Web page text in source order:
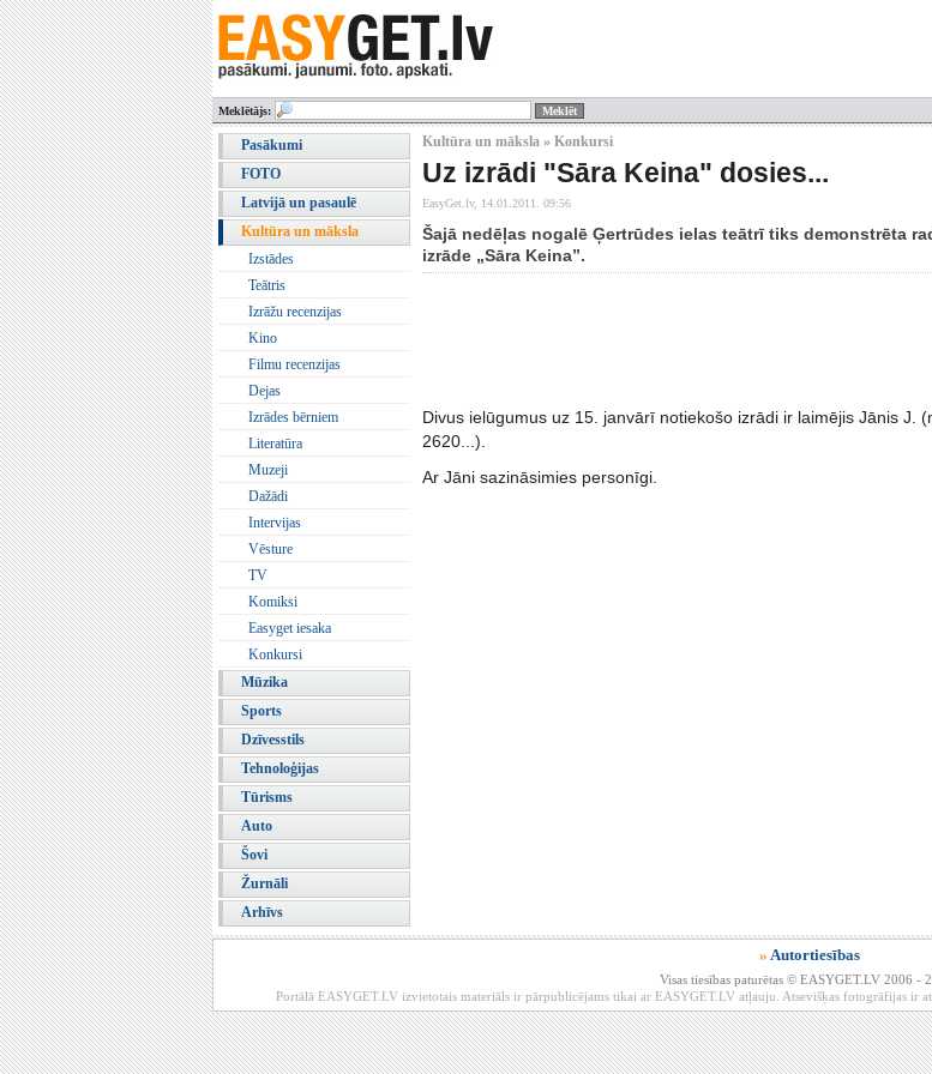
Meklētājs:
Pasākumi
FOTO
Latvijā un pasaulē
Kultūra un māksla
Izstādes
Teātris
Izrāžu recenzijas
Kino
Filmu recenzijas
Dejas
Izrādes bērniem
Literatūra
Muzeji
Dažādi
Intervijas
Vēsture
TV
Komiksi
Easyget iesaka
Konkursi
Mūzika
Sports
Dzīvesstils
Tehnoloģijas
Tūrisms
Auto
Šovi
Žurnāli
Arhīvs
Kultūra un māksla » Konkursi
Uz izrādi "Sāra Keina" dosies...
EasyGet.lv, 14.01.2011. 09:56
Šajā nedēļas nogalē Ģertrūdes ielas teātrī tiks demonstrēta
izrāde „Sāra Keina”.
Divus ielūgumus uz 15. janvārī notiekošo izrādi ir laimējis Jānis J.
2620...).
Ar Jāni sazināsimies personīgi.
» Autortiesības
Visas tiesības paturētas © EASYGET.LV 2006 -
Portālā EASYGET.LV izvietotais materiāls ir pārpublicējams tikai ar EASYGET.LV atļauju. Atsevišķas fotogrāfijas ir